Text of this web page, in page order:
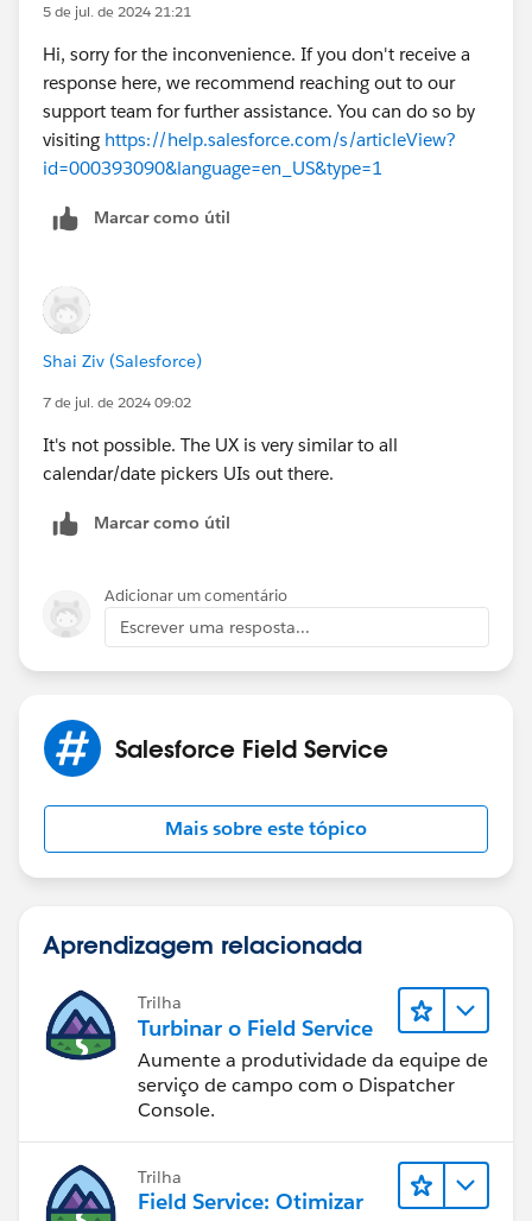
5 de jul. de 2024 21:21
Hi, sorry for the inconvenience. If you don't receive a
response here, we recommend reaching out to our
support team for further assistance. You can do so by
visiting https://help.salesforce.com/s/articleView?
id=000393090&language=en_US&type=1
Marcar como útil
Shai Ziv (Salesforce)
7 de jul. de 2024 09:02
It's not possible. The UX is very similar to all
calendar/date pickers UIs out there.
Marcar como útil
Adicionar um comentário
Escrever uma resposta...
Salesforce Field Service
Mais sobre este tópico
Aprendizagem relacionada
Trilha
Turbinar o Field Service
Aumente a produtividade da equipe de
serviço de campo com o Dispatcher
Console.
Trilha
Field Service: Otimizar